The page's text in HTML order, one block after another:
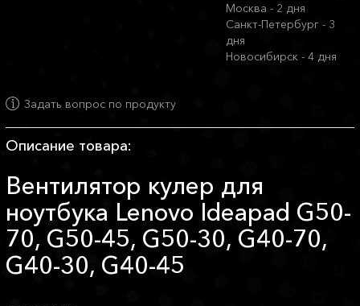
Москва - 2 дня
Санкт-Петербург - 3
дня
Новосибирск - 4 дня
Задать вопрос по продукту
Описание товара:
Вентилятор кулер для
ноутбука Lenovo Ideapad G50-
70, G50-45, G50-30, G40-70,
G40-30, G40-45